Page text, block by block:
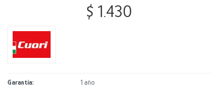
$ 1.430
Garantía 1 año